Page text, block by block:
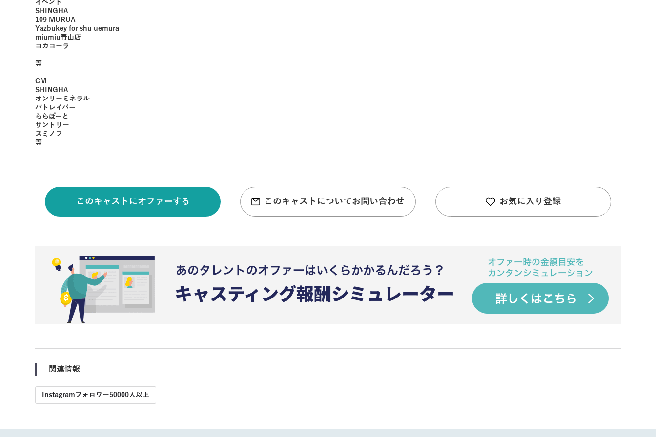
イベント
SHINGHA
109 MURUA
Yazbukey for shu uemura
miumiu青山店
コカコーラ
等
CM
SHINGHA
オンリーミネラル
パトレイバー
ららぽーと
サントリー
スミノフ
等
このキャストにオファーする このキャストについてお問い合わせ お気に入り登録
関連情報
Instagramフォロワー50000人以上